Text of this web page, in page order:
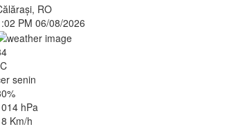
RO
PM 06/08/2026
senin
hPa
Km/h